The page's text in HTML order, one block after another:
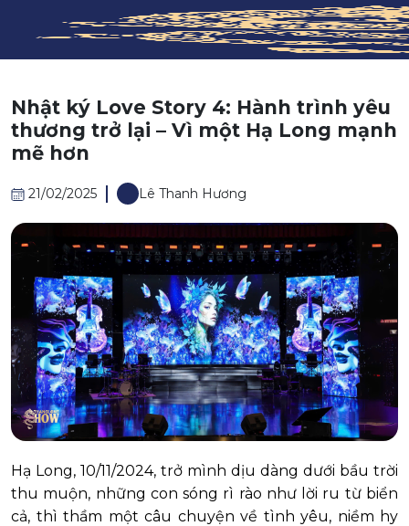
Nhật ký Love Story 4: Hành trình yêu
thương trở lại – Vì một Hạ Long mạnh
mẽ hơn
21/02/2025 Lê Thanh Hương
Hạ Long, 10/11/2024, trở mình dịu dàng dưới bầu trời
thu muộn, những con sóng rì rào như lời ru từ biển
cả, thì thầm một câu chuyện về tình yêu, niềm hy